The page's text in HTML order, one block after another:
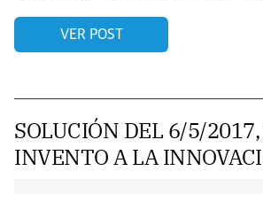
VER POST
SOLUCIÓN DEL 6/5/
INVENTO A LA